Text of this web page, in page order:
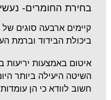
בחירת החומרים-
קיימים ארבעה סוגים של
ביכולת הבידוד וברמת
איטום באמצעות יריעות
השיטה היעילה ביותר
חשוב לוודא כי הן